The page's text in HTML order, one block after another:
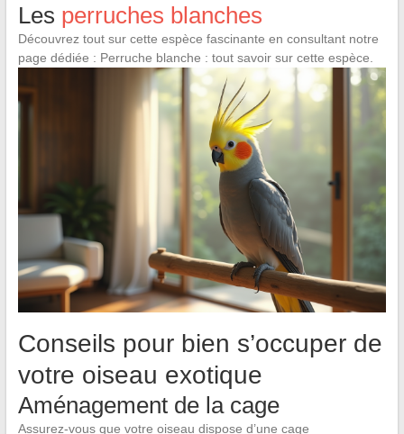
Les perruches blanches
Découvrez tout sur cette espèce fascinante en consultant notre
page dédiée : Perruche blanche : tout savoir sur cette espèce.
Conseils pour bien s’occuper de
votre oiseau exotique
Aménagement de la cage
Assurez-vous que votre oiseau dispose d’une cage